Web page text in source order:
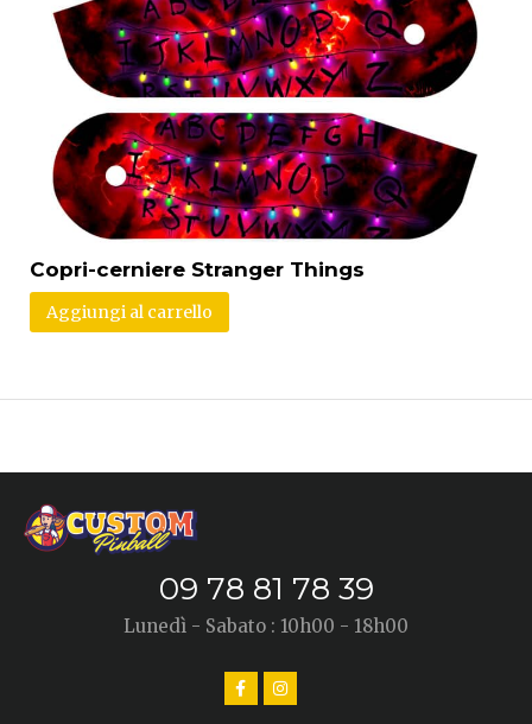
Copri-cerniere Stranger Things
Aggiungi al carrello
09 78 81 78 39
Lunedì - Sabato : 10h00 - 18h00